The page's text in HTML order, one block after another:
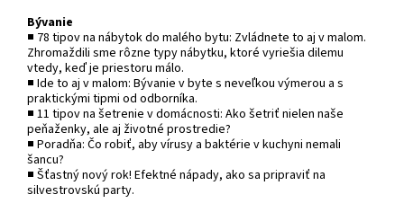
Bývanie
■ 78 tipov na nábytok do malého bytu: Zvládnete to aj v malom.
Zhromaždili sme rôzne typy nábytku, ktoré vyriešia dilemu
vtedy, keď je priestoru málo.
■ Ide to aj v malom: Bývanie v byte s neveľkou výmerou a s
praktickými tipmi od odborníka.
■ 11 tipov na šetrenie v domácnosti: Ako šetriť nielen naše
peňaženky, ale aj životné prostredie?
■ Poradňa: Čo robiť, aby vírusy a baktérie v kuchyni nemali
šancu?
■ Šťastný nový rok! Efektné nápady, ako sa pripraviť na
silvestrovskú party.